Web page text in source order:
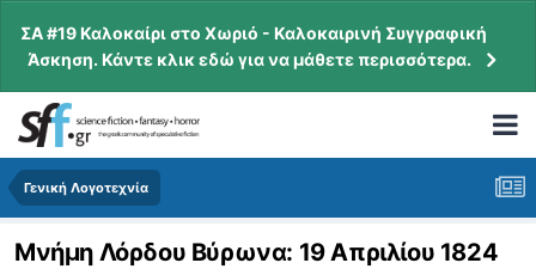
ΣΑ #19 Καλοκαίρι στο Χωριό - Καλοκαιρινή Συγγραφική
Άσκηση. Κάντε κλικ εδώ για να μάθετε περισσότερα.
Γενική Λογοτεχνία
Μνήμη Λόρδου Βύρωνα: 19 Απριλίου 1824